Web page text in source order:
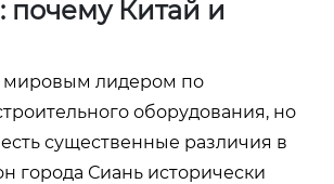
почему Китай и
мировым лидером по
оборудования, но
существенные различия в
города Сиань исторически